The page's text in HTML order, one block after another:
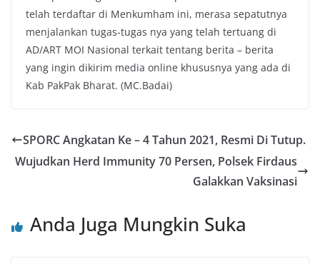
telah terdaftar di Menkumham ini, merasa sepatutnya
menjalankan tugas-tugas nya yang telah tertuang di
AD/ART MOI Nasional terkait tentang berita – berita
yang ingin dikirim media online khususnya yang ada di
Kab PakPak Bharat. (MC.Badai)
SPORC Angkatan Ke – 4 Tahun 2021, Resmi Di Tutup.
Wujudkan Herd Immunity 70 Persen, Polsek Firdaus
Galakkan Vaksinasi
Anda Juga Mungkin Suka